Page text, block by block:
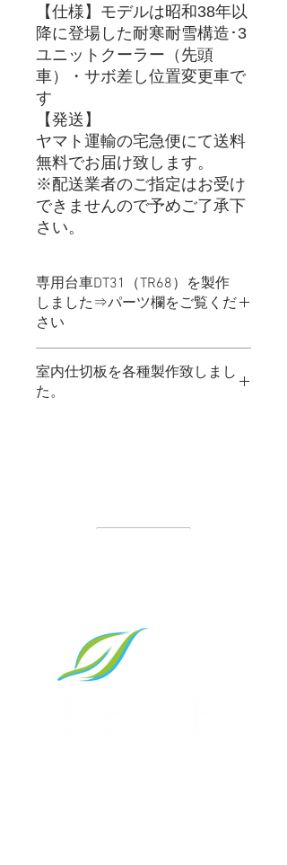
【仕様】モデルは昭和38年以
降に登場した耐寒耐雪構造･3
ユニットクーラー（先頭
車）・サボ差し位置変更車で
す
【発送】
ヤマト運輸の宅急便にて送料
無料でお届け致します。
※配送業者のご指定はお受け
できませんので予めご了承下
さい。
専用台車DT31（TR68）を製作
しました⇒パーツ欄をご覧くだ
さい
室内仕切板を各種製作致しまし
た。